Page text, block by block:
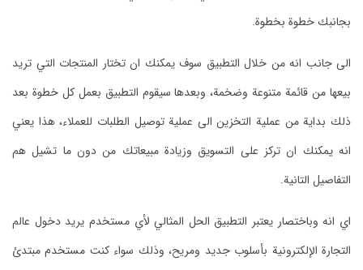
بجانبك خطوة بخطوة.
الى جانب انه من خلال التطبيق سوف يمكنك ان تختار المنتجات التي تريد
بيعها من قائمة متنوعة وضخمة، وبعدها سيقوم التطبيق بعمل كل خطوة بعد
ذلك بداية من عملية التخزين الى عملية توصيل الطلبات للعملاء، هذا يعني
انه يمكنك ان تركز على التسويق وزيادة مبيعاتك من دون ما تشيل هم
التفاصيل التانية.
اي انه وباختصار يعتبر التطبيق الحل المثالي لأي مستخدم يريد دخول عالم
التجارة الإلكترونية بأسلوب جديد ومريح، وذلك سواء كنت مستخدم مبتدئ